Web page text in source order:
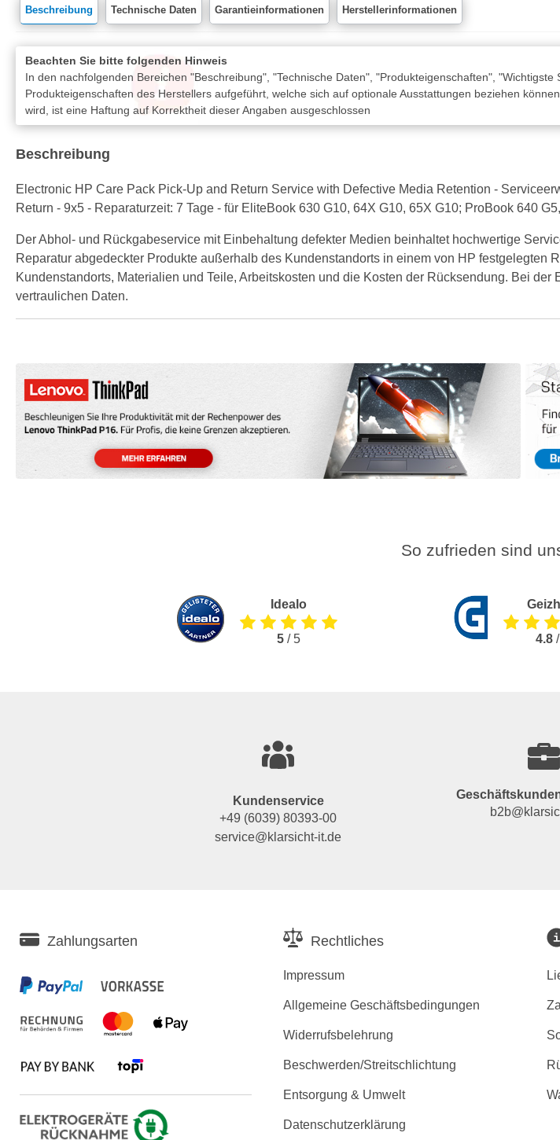
Beschreibung Technische Daten Garantieinformationen Herstellerinformationen
Beachten Sie bitte folgenden Hinweis
In den nachfolgenden Bereichen "Beschreibung", "Technische Daten", "Produkteigenschaften",
Produkteigenschaften des Herstellers aufgeführt, welche sich auf optionale Ausstattungen beziehen
wird, ist eine Haftung auf Korrektheit dieser Angaben ausgeschlossen
Beschreibung
Electronic HP Care Pack Pick-Up and Return Service with Defective Media Retention -
Return - 9x5 - Reparaturzeit: 7 Tage - für EliteBook 630 G10, 64X G10, 65X G10; ProBook 640
Der Abhol- und Rückgabeservice mit Einbehaltung defekter Medien beinhaltet hochwertige
Reparatur abgedeckter Produkte außerhalb des Kundenstandorts in einem von HP festgelegten
Kundenstandorts, Materialien und Teile, Arbeitskosten und die Kosten der Rücksendung. Bei
vertraulichen Daten.
So zufrieden sind
Idealo
5/ 5 4.8/
Kundenservice
+49 (6039) 80393-00
service@klarsicht-it.de
Zahlungsarten Rechtliches
Impressum
Allgemeine Geschäftsbedingungen
Widerrufsbelehrung
Beschwerden/Streitschlichtung
Entsorgung & Umwelt
Datenschutzerklärung